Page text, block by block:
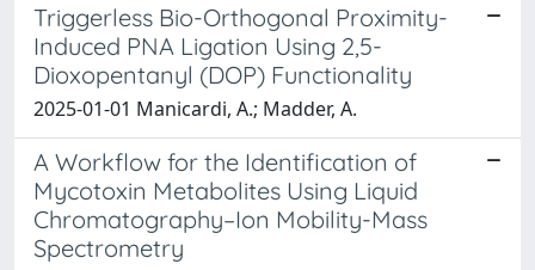
Triggerless Bio-Orthogonal Proximity-
Induced PNA Ligation Using 2,5-
Dioxopentanyl (DOP) Functionality
2025-01-01 Manicardi, A.; Madder, A.
A Workflow for the Identification of
Mycotoxin Metabolites Using Liquid
Chromatography–Ion Mobility-Mass
Spectrometry